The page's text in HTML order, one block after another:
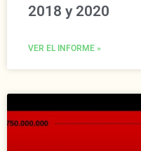
2018 y 2020
VER EL INFORME »